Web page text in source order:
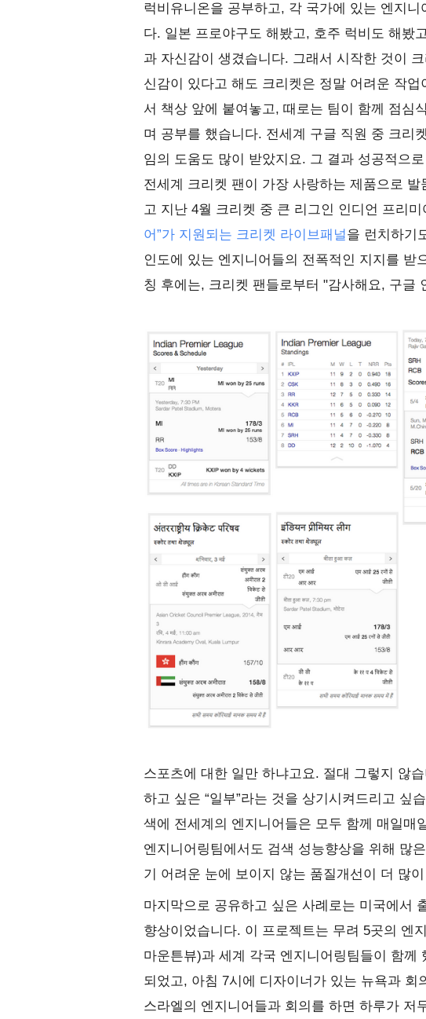
럭비유니온을 공부하고, 각 국가에 있는 엔지
다. 일본 프로야구도 해봤고, 호주 럭비도 해봤
과 자신감이 생겼습니다. 그래서 시작한 것이
신감이 있다고 해도 크리켓은 정말 어려운 작
서 책상 앞에 붙여놓고, 때로는 팀이 함께 점심
며 공부를 했습니다. 전세계 구글 직원 중 크리
임의 도움도 많이 받았지요. 그 결과 성공적으
전세계 크리켓 팬이 가장 사랑하는 제품으로
고 지난 4월 크리켓 중 큰 리그인 인디언 프리
어”가 지원되는 크리켓 라이브패널 을 런치하기
인도에 있는 엔지니어들의 전폭적인 지지를 받
칭 후에는, 크리켓 팬들로부터 "감사해요, 구글
스포츠에 대한 일만 하냐고요. 절대 그렇지 않
하고 싶은 “일부”라는 것을 상기시켜드리고 싶
색에 전세계의 엔지니어들은 모두 함께 매일매
엔지니어링팀에서도 검색 성능향상을 위해 많
기 어려운 눈에 보이지 않는 품질개선이 더 많
마지막으로 공유하고 싶은 사례로는 미국에서
향상이었습니다. 이 프로젝트는 무려 5곳의 엔
마운튼뷰)과 세계 각국 엔지니어링팀들이 함
되었고, 아침 7시에 디자이너가 있는 뉴욕과 회
스라엘의 엔지니어들과 회의를 하면 하루가 저